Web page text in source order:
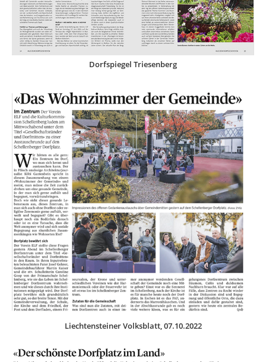
Dorfspiegel Triesenberg
Liechtensteiner Volksblatt, 07.10.2022